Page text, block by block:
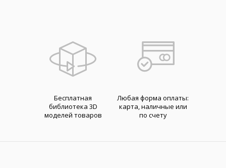
Бесплатная
библиотека 3D
моделей товаров
Любая форма оплаты:
карта, наличные или
по счету